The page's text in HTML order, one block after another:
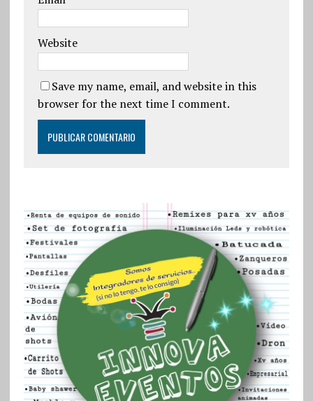
Website
Save my name, email, and website in this
browser for the next time I comment.